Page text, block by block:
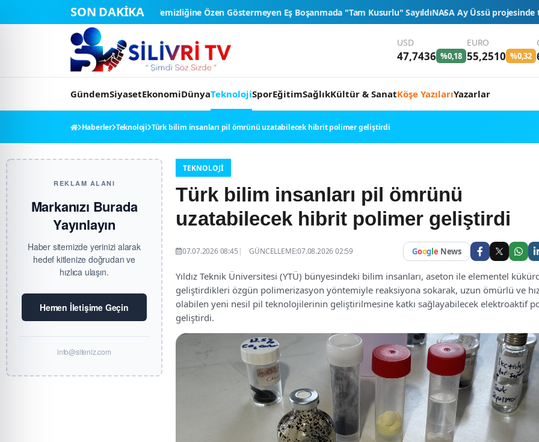
SON DAKİKA
Kişisel Temizliğine Özen Göstermeyen Eş Boşanmada "Tam Kusurlu" SayıldıNASA Ay Üssü projesinde tarihi eşik: 4 ticari araç
USD
47,7436 %0,18
EURO
55,2510 %0,32
GündemSiyasetEkonomiDünyaTeknolojiSporEğitimSağlıkKültür & SanatKöşe YazılarıYazarlar
Haberler Teknoloji Türk bilim insanları pil ömrünü uzatabilecek hibrit polimer geliştirdi
REKLAM ALANI
Markanızı Burada
Yayınlayın
Haber sitemizde yerinizi alarak
hedef kitlenize doğrudan ve
hızlıca ulaşın.
Hemen İletişime Geçin
info@siteniz.com
TEKNOLOJI
Türk bilim insanları pil ömrünü
uzatabilecek hibrit polimer geliştirdi
07.07.2026 08:45 GÜNCELLEME:07.08.2026 02:59 Google News
Yıldız Teknik Üniversitesi (YTÜ) bünyesindeki bilim insanları, aseton ile elementel
geliştirdikleri özgün polimerizasyon yöntemiyle reaksiyona sokarak, uzun ömürlü ve
olabilen yeni nesil pil teknolojilerinin geliştirilmesine katkı sağlayabilecek elektroaktif
geliştirdi.